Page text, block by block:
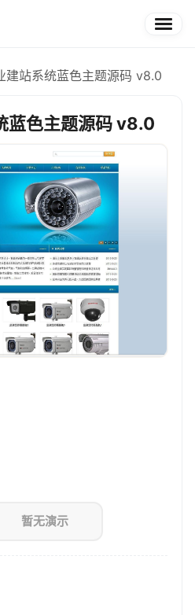
建站系统蓝色主题源码 v8.0
蓝色主题源码 v8.0
暂无演示